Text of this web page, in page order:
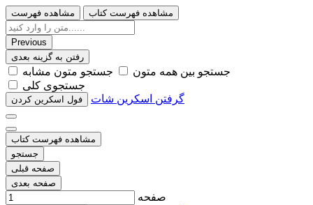
مشاهده فهرست مشاهده فهرست کتاب
Previous
رفتن به گزینه بعدی
ﺟﺴﺘﺠﻮ ﺑﯿﻦ ﻫﻤﻪ ﻣﺘﻮﻥ
ﺟﺴﺘﺠﻮ ﻣﺘﻮﻥ ﻣﺸﺎﺑﻪ
ﺟﺴﺘﺠﻮﯼ ﮐﻠﯽ
ﻓﻮﻝ اﺳﮑﺮﯾﻦ ﮐﺮﺩﻥ گرفتن اسکرین شات
مشاهده فهرست کتاب
جستجو
صفحه قبلی
صفحه بعدی
صفحه